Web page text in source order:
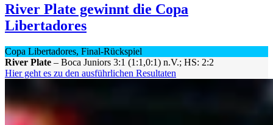
River Plate gewinnt die Copa
Libertadores
Copa Libertadores, Final-Rückspiel
River Plate – Boca Juniors 3:1 (1:1,0:1) n.V.; HS: 2:2
Hier geht es zu den ausführlichen Resultaten